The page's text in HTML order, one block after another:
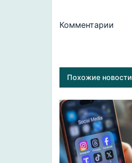
Комментарии
Похожие новости